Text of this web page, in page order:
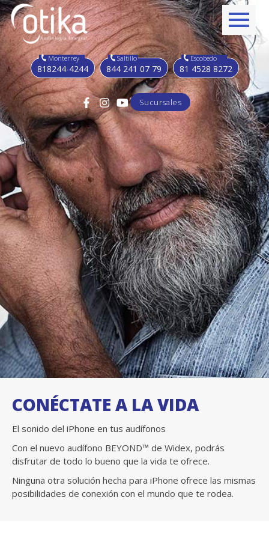
Monterrey
818244-4244
Saltillo
844 241 07 79
Escobedo
81 4528 8272
Sucursales
CONÉCTATE A LA VIDA
El sonido del iPhone en tus audífonos
Con el nuevo audífono BEYOND™ de Widex, podrás
disfrutar de todo lo bueno que la vida te ofrece.
Ninguna otra solución hecha para iPhone ofrece las mismas
posibilidades de conexión con el mundo que te rodea.